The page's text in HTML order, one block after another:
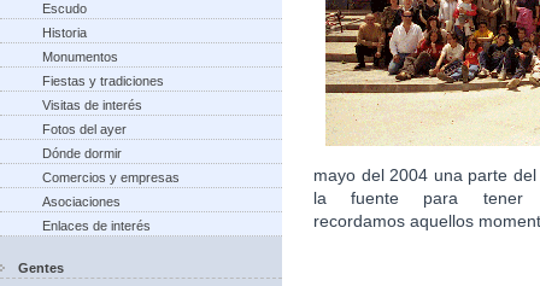
Escudo
Historia
Monumentos
Fiestas y tradiciones
Visitas de interés
Fotos del ayer
Dónde dormir
Comercios y empresas
Asociaciones
Enlaces de interés
Gentes
mayo del 2004 una parte
la fuente para tener
recordamos aquellos